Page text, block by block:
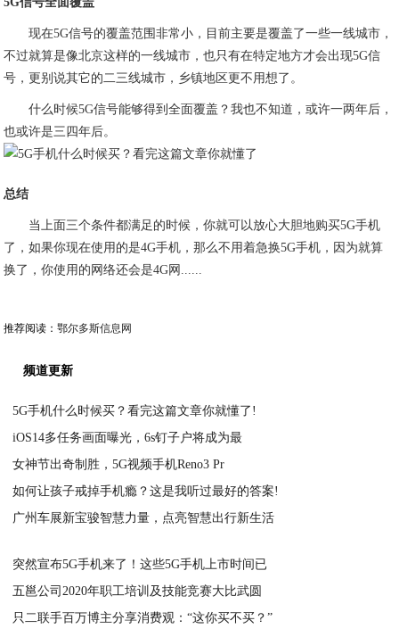
现在5G信号的覆盖范围非常小，目前主要是覆盖了一些一线城市，
不过就算是像北京这样的一线城市，也只有在特定地方才会出现5G信
号，更别说其它的二三线城市，乡镇地区更不用想了。
什么时候5G信号能够得到全面覆盖？我也不知道，或许一两年后，
也或许是三四年后。
总结
当上面三个条件都满足的时候，你就可以放心大胆地购买5G手机
了，如果你现在使用的是4G手机，那么不用着急换5G手机，因为就算
换了，你使用的网络还会是4G网......
推荐阅读：鄂尔多斯信息网
频道更新
5G手机什么时候买？看完这篇文章你就懂了!
iOS14多任务画面曝光，6s钉子户将成为最
女神节出奇制胜，5G视频手机Reno3 Pr
如何让孩子戒掉手机瘾？这是我听过最好的答案!
广州车展新宝骏智慧力量，点亮智慧出行新生活
突然宣布5G手机来了！这些5G手机上市时间已
五邕公司2020年职工培训及技能竞赛大比武圆
只二联手百万博主分享消费观：“这你买不买？”